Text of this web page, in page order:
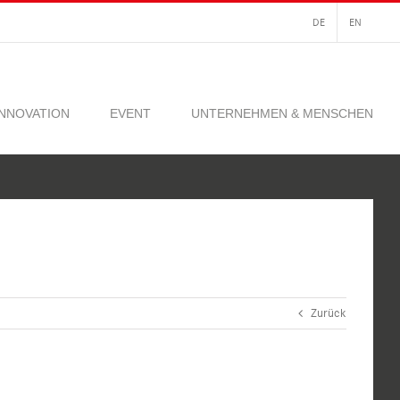
DE EN
EVENT UNTERNEHMEN & MENSCHEN
Zurück